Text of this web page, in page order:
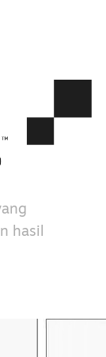
hasil